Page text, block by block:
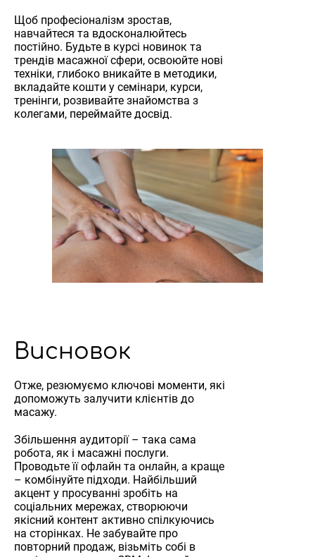
Щоб професіоналізм зростав,
навчайтеся та вдосконалюйтесь
постійно. Будьте в курсі новинок та
трендів масажної сфери, освоюйте нові
техніки, глибоко вникайте в методики,
вкладайте кошти у семінари, курси,
тренінги, розвивайте знайомства з
колегами, переймайте досвід.
Висновок
Отже, резюмуємо ключові моменти, які
допоможуть залучити клієнтів до
масажу.
Збільшення аудиторії – така сама
робота, як і масажні послуги.
Проводьте її офлайн та онлайн, а краще
– комбінуйте підходи. Найбільший
акцент у просуванні зробіть на
соціальних мережах, створюючи
якісний контент активно спілкуючись
на сторінках. Не забувайте про
повторний продаж, візьміть собі в